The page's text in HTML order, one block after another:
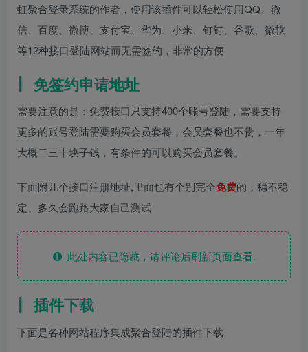
虹聚合登录系统的作者，使用该插件可以轻松使用QQ、微
信、百度、微博、支付宝、华为、小米、钉钉、谷歌、微软
等12种接口登陆网站而无需签约，非常的方便
免签约申请地址
需要注意的是：免费接口只支持400个账号登陆，需要支持
更多的账号登陆需要购买会员套餐，会员套餐也不贵，一年
大概二三十块子钱，有条件的可以购买会员套餐。
下面附几个接口注册地址,里面也有个别完全免费的，稳不稳
定、多久会跑路大家自己测试
此处内容已隐藏，请评论后刷新页面查看.
插件下载
下面是各种网站程序集成聚合登陆的插件下载